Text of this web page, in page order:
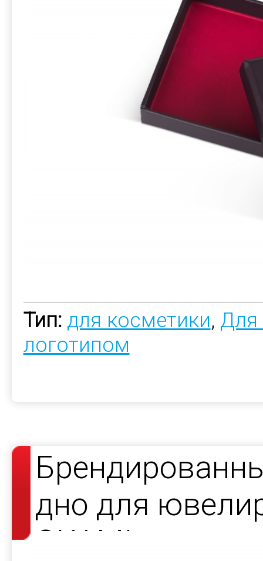
Тип: для косметики, Для
логотипом
дно для
OKAMI